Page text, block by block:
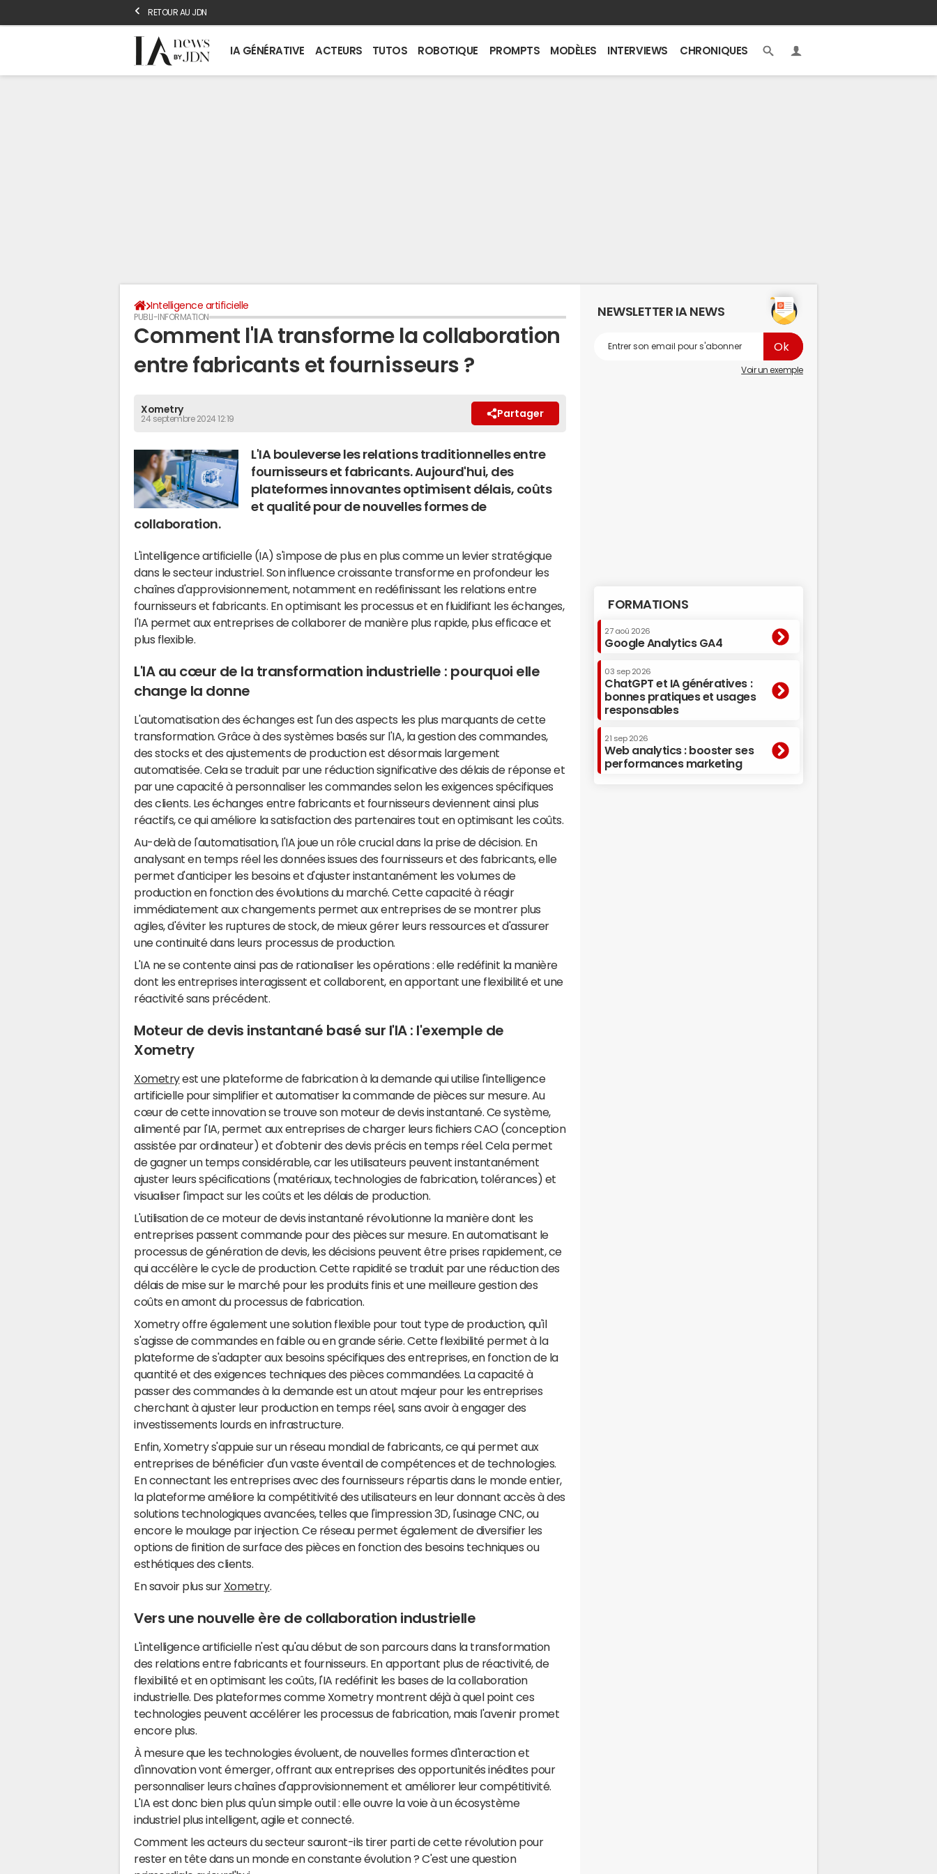
RETOUR AU JDN
IA GÉNÉRATIVE ACTEURS TUTOS ROBOTIQUE PROMPTS MODÈLES INTERVIEWS CHRONIQUES
Intelligence artificielle
Comment l'IA transforme la collaboration
entre fabricants et fournisseurs ?
Xometry
24 septembre 2024 12:19
Partager
L'IA bouleverse les relations traditionnelles entre
fournisseurs et fabricants. Aujourd'hui, des
plateformes innovantes optimisent délais, coûts
et qualité pour de nouvelles formes de
collaboration.
L'intelligence artificielle (IA) s'impose de plus en plus comme un levier stratégique
dans le secteur industriel. Son influence croissante transforme en profondeur les
chaînes d'approvisionnement, notamment en redéfinissant les relations entre
fournisseurs et fabricants. En optimisant les processus et en fluidifiant les échanges,
l'IA permet aux entreprises de collaborer de manière plus rapide, plus efficace et
plus flexible.
L'IA au cœur de la transformation industrielle : pourquoi elle
change la donne
L'automatisation des échanges est l'un des aspects les plus marquants de cette
transformation. Grâce à des systèmes basés sur l'IA, la gestion des commandes,
des stocks et des ajustements de production est désormais largement
automatisée. Cela se traduit par une réduction significative des délais de réponse et
par une capacité à personnaliser les commandes selon les exigences spécifiques
des clients. Les échanges entre fabricants et fournisseurs deviennent ainsi plus
réactifs, ce qui améliore la satisfaction des partenaires tout en optimisant les coûts.
Au-delà de l'automatisation, l'IA joue un rôle crucial dans la prise de décision. En
analysant en temps réel les données issues des fournisseurs et des fabricants, elle
permet d'anticiper les besoins et d'ajuster instantanément les volumes de
production en fonction des évolutions du marché. Cette capacité à réagir
immédiatement aux changements permet aux entreprises de se montrer plus
agiles, d'éviter les ruptures de stock, de mieux gérer leurs ressources et d'assurer
une continuité dans leurs processus de production.
L'IA ne se contente ainsi pas de rationaliser les opérations : elle redéfinit la manière
dont les entreprises interagissent et collaborent, en apportant une flexibilité et une
réactivité sans précédent.
Moteur de devis instantané basé sur l'IA : l'exemple de
Xometry
Xometryest une plateforme de fabrication à la demande qui utilise l'intelligence
artificielle pour simplifier et automatiser la commande de pièces sur mesure. Au
cœur de cette innovation se trouve son moteur de devis instantané. Ce système,
alimenté par l'IA, permet aux entreprises de charger leurs fichiers CAO (conception
assistée par ordinateur) et d'obtenir des devis précis en temps réel. Cela permet
de gagner un temps considérable, car les utilisateurs peuvent instantanément
ajuster leurs spécifications (matériaux, technologies de fabrication, tolérances) et
visualiser l'impact sur les coûts et les délais de production.
L'utilisation de ce moteur de devis instantané révolutionne la manière dont les
entreprises passent commande pour des pièces sur mesure. En automatisant le
processus de génération de devis, les décisions peuvent être prises rapidement, ce
qui accélère le cycle de production. Cette rapidité se traduit par une réduction des
délais de mise sur le marché pour les produits finis et une meilleure gestion des
coûts en amont du processus de fabrication.
Xometry offre également une solution flexible pour tout type de production, qu'il
s'agisse de commandes en faible ou en grande série. Cette flexibilité permet à la
plateforme de s'adapter aux besoins spécifiques des entreprises, en fonction de la
quantité et des exigences techniques des pièces commandées. La capacité à
passer des commandes à la demande est un atout majeur pour les entreprises
cherchant à ajuster leur production en temps réel, sans avoir à engager des
investissements lourds en infrastructure.
Enfin, Xometry s'appuie sur un réseau mondial de fabricants, ce qui permet aux
entreprises de bénéficier d'un vaste éventail de compétences et de technologies.
En connectant les entreprises avec des fournisseurs répartis dans le monde entier,
la plateforme améliore la compétitivité des utilisateurs en leur donnant accès à des
solutions technologiques avancées, telles que l'impression 3D, l'usinage CNC, ou
encore le moulage par injection. Ce réseau permet également de diversifier les
options de finition de surface des pièces en fonction des besoins techniques ou
esthétiques des clients.
En savoir plus sur Xometry.
Vers une nouvelle ère de collaboration industrielle
L'intelligence artificielle n'est qu'au début de son parcours dans la transformation
des relations entre fabricants et fournisseurs. En apportant plus de réactivité, de
flexibilité et en optimisant les coûts, l'IA redéfinit les bases de la collaboration
industrielle. Des plateformes comme Xometry montrent déjà à quel point ces
technologies peuvent accélérer les processus de fabrication, mais l'avenir promet
encore plus.
À mesure que les technologies évoluent, de nouvelles formes d'interaction et
d'innovation vont émerger, offrant aux entreprises des opportunités inédites pour
personnaliser leurs chaînes d'approvisionnement et améliorer leur compétitivité.
L'IA est donc bien plus qu'un simple outil : elle ouvre la voie à un écosystème
industriel plus intelligent, agile et connecté.
Comment les acteurs du secteur sauront-ils tirer parti de cette révolution pour
rester en tête dans un monde en constante évolution ? C'est une question
NEWSLETTER IA NEWS
Voir un exemple
FORMATIONS
27 aoû 2026
Google Analytics GA4
03 sep 2026
ChatGPT et IA génératives :
bonnes pratiques et usages
responsables
21 sep 2026
Web analytics : booster ses
performances marketing